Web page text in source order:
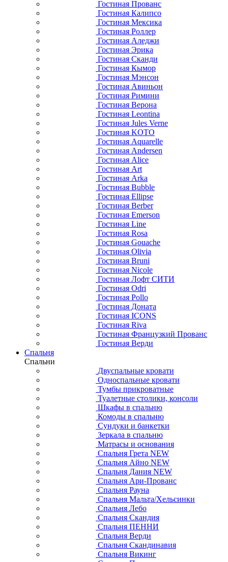
Гостиная Прованс
Гостиная Калипсо
Гостиная Мексика
Гостиная Роллер
Гостиная Аледжи
Гостиная Эрика
Гостиная Сканди
Гостиная Кымор
Гостиная Мэнсон
Гостиная Авиньон
Гостиная Римини
Гостиная Верона
Гостиная Leontina
Гостиная Jules Verne
Гостиная KOTO
Гостиная Aquarelle
Гостиная Andersen
Гостиная Alice
Гостиная Art
Гостиная Arka
Гостиная Bubble
Гостиная Ellipse
Гостиная Berber
Гостиная Emerson
Гостиная Line
Гостиная Rosa
Гостиная Gouache
Гостиная Olivia
Гостиная Bruni
Гостиная Nicole
Гостиная Лофт СИТИ
Гостиная Odri
Гостиная Pollo
Гостиная Доната
Гостиная ICONS
Гостиная Riva
Гостиная Французкий Прованс
Гостиная Верди
Спальня
Спальни
Двуспальные кровати
Односпальные кровати
Тумбы прикроватные
Туалетные столики, консоли
Шкафы в спальню
Комоды в спальню
Сундуки и банкетки
Зеркала в спальню
Матрасы и основания
Спальня Грета NEW
Спальня Айно NEW
Спальня Дания NEW
Спальня Ари-Прованс
Спальня Рауна
Спальня Мальта/Хельсинки
Спальня Лебо
Спальня Скандия
Спальня ПЕННИ
Спальня Верди
Спальня Скандинавия
Спальня Викинг